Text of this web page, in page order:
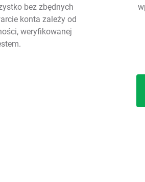
bez zbędnych
konta zależy od
weryfikowanej